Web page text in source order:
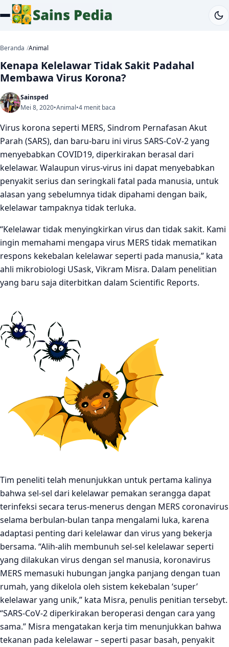
Beranda Animal
Kenapa Kelelawar Tidak Sakit Padahal
Membawa Virus Korona?
Sainsped
Mei 8, 2020•Animal•4 menit baca
Virus korona seperti MERS, Sindrom Pernafasan Akut
Parah (SARS), dan baru-baru ini virus SARS-CoV-2 yang
menyebabkan COVID19, diperkirakan berasal dari
kelelawar. Walaupun virus-virus ini dapat menyebabkan
penyakit serius dan seringkali fatal pada manusia, untuk
alasan yang sebelumnya tidak dipahami dengan baik,
kelelawar tampaknya tidak terluka.
“Kelelawar tidak menyingkirkan virus dan tidak sakit. Kami
ingin memahami mengapa virus MERS tidak mematikan
respons kekebalan kelelawar seperti pada manusia,” kata
ahli mikrobiologi USask, Vikram Misra. Dalam penelitian
yang baru saja diterbitkan dalam Scientific Reports.
Tim peneliti telah menunjukkan untuk pertama kalinya
bahwa sel-sel dari kelelawar pemakan serangga dapat
terinfeksi secara terus-menerus dengan MERS coronavirus
selama berbulan-bulan tanpa mengalami luka, karena
adaptasi penting dari kelelawar dan virus yang bekerja
bersama. “Alih-alih membunuh sel-sel kelelawar seperti
yang dilakukan virus dengan sel manusia, koronavirus
MERS memasuki hubungan jangka panjang dengan tuan
rumah, yang dikelola oleh sistem kekebalan ‘super’
kelelawar yang unik,” kata Misra, penulis penitian tersebyt.
“SARS-CoV-2 diperkirakan beroperasi dengan cara yang
sama.” Misra mengatakan kerja tim menunjukkan bahwa
tekanan pada kelelawar – seperti pasar basah, penyakit